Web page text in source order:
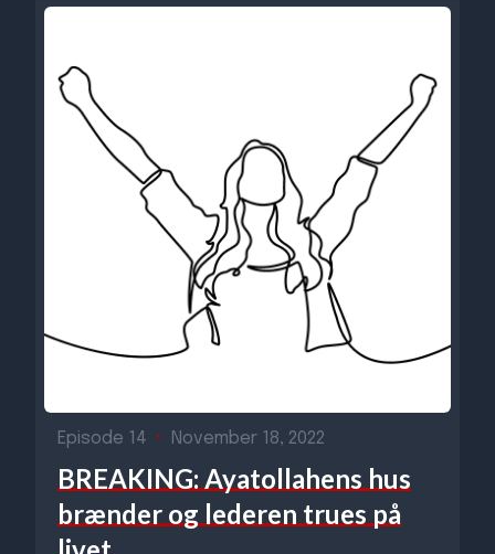
Episode 14 • November 18, 2022
BREAKING: Ayatollahens hus
brænder og lederen trues på